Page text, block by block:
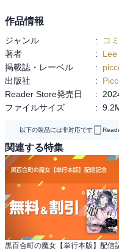
作品情報
ジャンル : コ
著者
:
Lee
掲載誌・レーベル
:
出版社
:
Reader Store発売日
:
ファイルサイズ
:
以下の製品には非対応です
関連する特集
黒百合町の魔女【単行本版】配信